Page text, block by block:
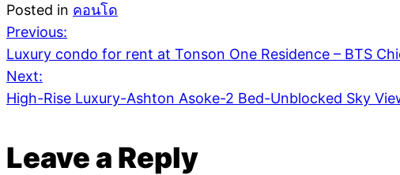
Posted in คอนโด
Post
navigation
Previous:
Luxury condo for rent at Tonson One Residence – BTS
Next:
​High-Rise Luxury-Ashton Asoke-2 Bed-Unblocked Sky
Leave a Reply